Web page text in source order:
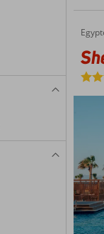
Home
Sheraton Soma Bay